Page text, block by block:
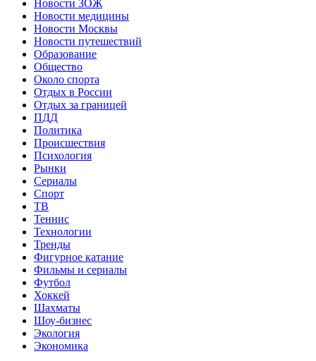
Новости ЗОЖ
Новости медицины
Новости Москвы
Новости путешествий
Образование
Общество
Около спорта
Отдых в России
Отдых за границей
ПДД
Политика
Происшествия
Психология
Рынки
Сериалы
Спорт
ТВ
Теннис
Технологии
Тренды
Фигурное катание
Фильмы и сериалы
Футбол
Хоккей
Шахматы
Шоу-бизнес
Экология
Экономика